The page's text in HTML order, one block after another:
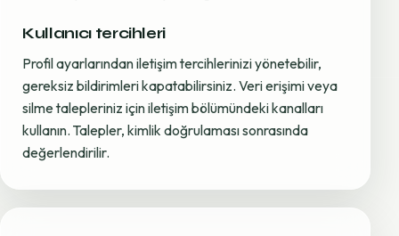
Kullanıcı tercihleri
Profil ayarlarından iletişim tercihlerinizi yönetebilir,
gereksiz bildirimleri kapatabilirsiniz. Veri erişimi veya
silme talepleriniz için iletişim bölümündeki kanalları
kullanın. Talepler, kimlik doğrulaması sonrasında
değerlendirilir.